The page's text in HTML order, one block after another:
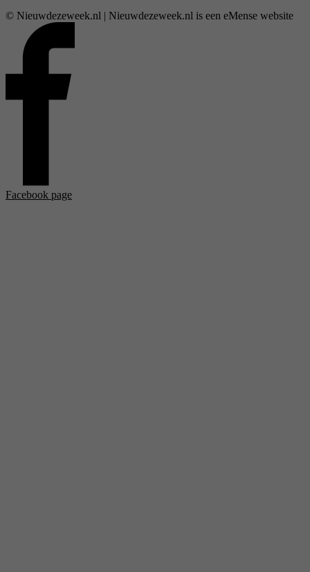
© Nieuwdezeweek.nl | Nieuwdezeweek.nl is een eMense website
Facebook page